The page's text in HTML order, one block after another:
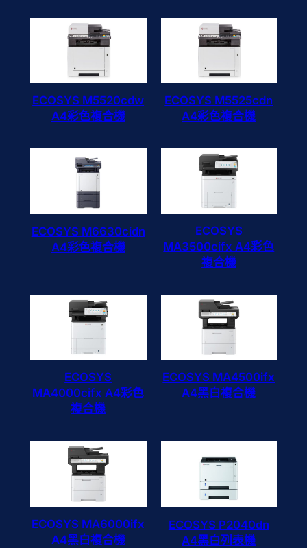
ECOSYS M5520cdw
A4彩色複合機
ECOSYS M5525cdn
A4彩色複合機
ECOSYS M6630cidn
A4彩色複合機
ECOSYS
MA3500cifx A4彩色
複合機
ECOSYS
MA4000cifx A4彩色
複合機
ECOSYS MA4500ifx
A4黑白複合機
ECOSYS MA6000ifx
A4黑白複合機
ECOSYS P2040dn
A4黑白列表機